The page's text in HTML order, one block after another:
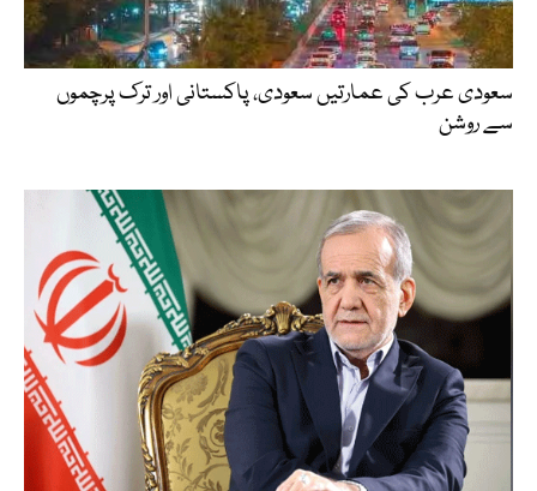
سعودی عرب کی عمارتیں سعودی، پاکستانی اور ترک پرچموں
سے روشن